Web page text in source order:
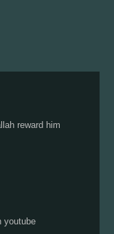
reward him
youtube